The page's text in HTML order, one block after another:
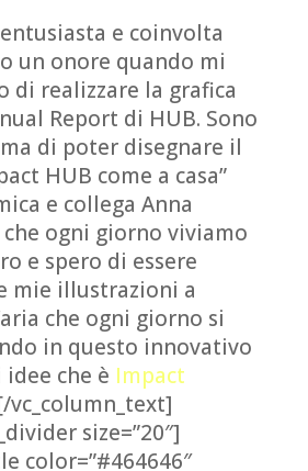
e coinvolta
un onore quando mi
di realizzare la grafica
Report di HUB. Sono
di poter disegnare il
HUB come a casa”
e collega Anna
che ogni giorno viviamo
e spero di essere
mie illustrazioni a
che ogni giorno si
in questo innovativo
che è Impact
vc_column_text]
size=”20″]
color=”#464646″